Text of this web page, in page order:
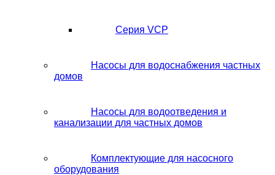
Серия VCP
Насосы для водоснабжения частных
домов
Насосы для водоотведения и
канализации для частных домов
Комплектующие для насосного
оборудования